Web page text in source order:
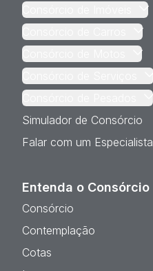
Consórcio de Imóveis
Consórcio de Carros
Consórcio de Motos
Consórcio de Serviços
Consórcio de Pesados
Simulador de Consórcio
Falar com um Especialista
Entenda o Consórcio
Consórcio
Contemplação
Cotas